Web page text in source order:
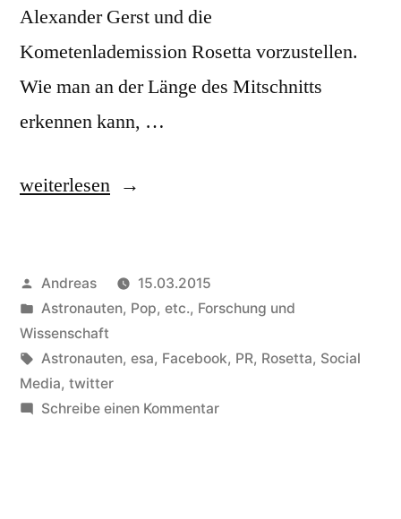
Alexander Gerst und die
Kometenlademission Rosetta vorzustellen.
Wie man an der Länge des Mitschnitts
erkennen kann, …
„Nachklapp:
Main
„Luft-
und
Raumfahrt““
weiterlesen
Veröffentlicht
von
Andreas
15.03.2015
Veröffentlicht
in
Astronauten, Pop, etc., Forschung und
Wissenschaft
Schlagwörter:
Astronauten, esa, Facebook, PR, Rosetta, Social
Media, twitter
Schreibe einen Kommentarzu